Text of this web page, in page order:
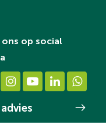
op social